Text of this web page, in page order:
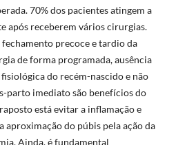
70% dos pacientes atingem a
após receberem vários cirurgias.
precoce e tardio da
de forma programada, ausência
do recém-nascido e não
parto imediato são benefícios do
está evitar a inflamação e
aproximação do púbis pela ação da
Ainda, é fundamental